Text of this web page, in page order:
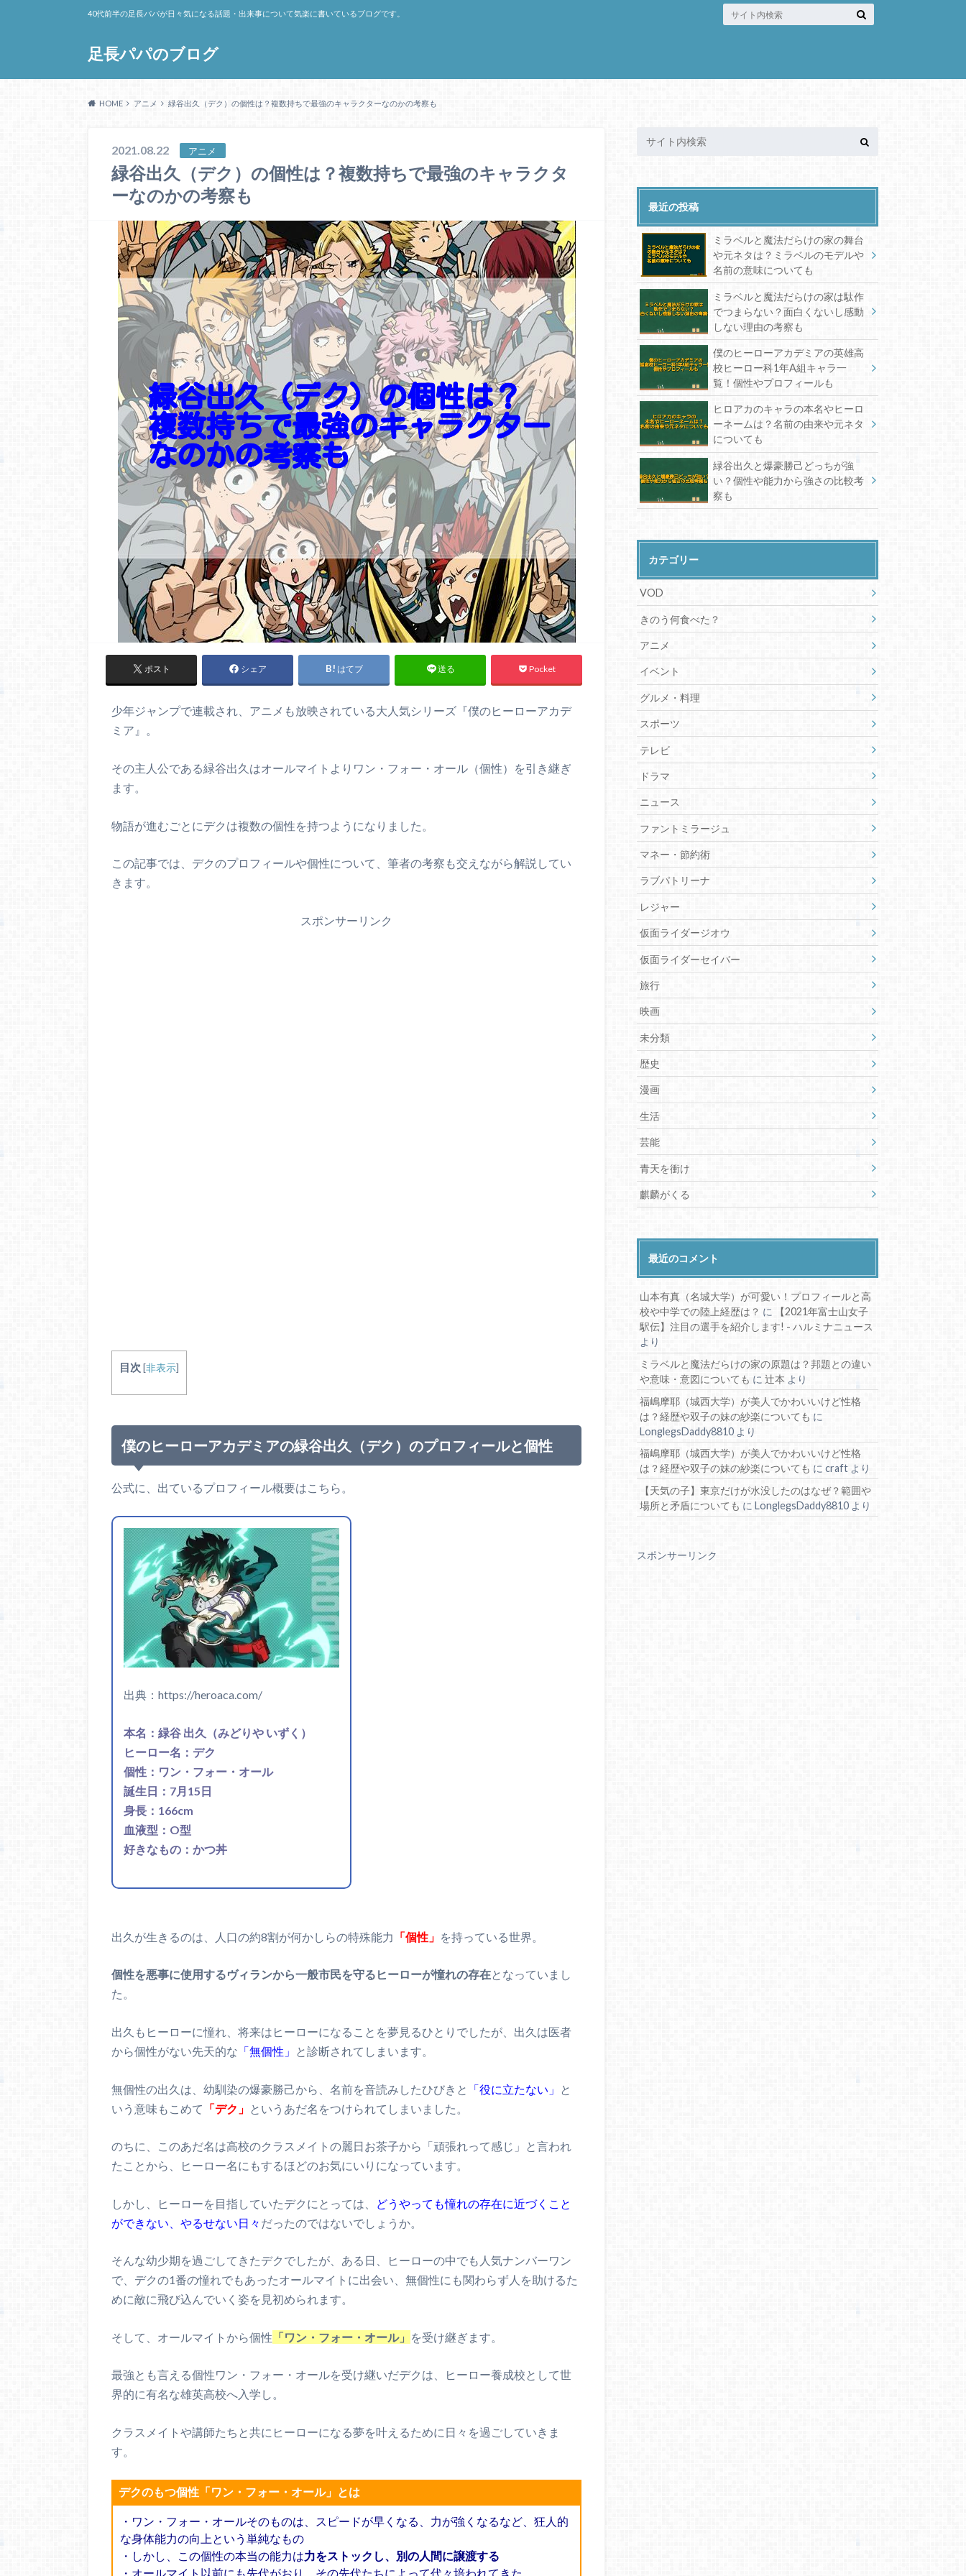
足長パパのブログ
40代前半の足長パパが日々気になる話題・出来事について気楽に書いているブログです。
HOME アニメ 緑谷出久（デク）の個性は？複数持ちで最強のキャラクターなのかの考察も
2021.08.22 アニメ
緑谷出久（デク）の個性は？複数持ちで最強のキャラクタ
ーなのかの考察も
ポスト シェア はてブ 送る Pocket
少年ジャンプで連載され、アニメも放映されている大人気シリーズ『僕のヒーローアカデ
ミア』。
その主人公である緑谷出久はオールマイトよりワン・フォー・オール（個性）を引き継ぎ
ます。
物語が進むごとにデクは複数の個性を持つようになりました。
この記事では、デクのプロフィールや個性について、筆者の考察も交えながら解説してい
きます。
スポンサーリンク
目次 [非表示]
僕のヒーローアカデミアの緑谷出久（デク）のプロフィールと個性
公式に、出ているプロフィール概要はこちら。
出典：https://heroaca.com/
本名：緑谷 出久（みどりや いずく）
ヒーロー名：デク
個性：ワン・フォー・オール
誕生日：7月15日
身長：166cm
血液型：O型
好きなもの：かつ丼
出久が生きるのは、人口の約8割が何かしらの特殊能力 「個性」 を持っている世界。
個性を悪事に使用するヴィランから一般市民を守るヒーローが憧れの存在となっていまし
た。
出久もヒーローに憧れ、将来はヒーローになることを夢見るひとりでしたが、出久は医者
から個性がない先天的な 「無個性」 と診断されてしまいます。
無個性の出久は、幼馴染の爆豪勝己から、名前を音読みしたひびきと 「役に立たない」
と
いう意味もこめて 「デク」 というあだ名をつけられてしまいました。
のちに、このあだ名は高校のクラスメイトの麗日お茶子から「頑張れって感じ」と言われ
たことから、ヒーロー名にもするほどのお気にいりになっています。
しかし、ヒーローを目指していたデクにとっては、
どうやっても憧れの存在に近づくこと
ができない、やるせない日々 だったのではないでしょうか。
そんな幼少期を過ごしてきたデクでしたが、ある日、ヒーローの中でも人気ナンバーワン
で、デクの1番の憧れでもあったオールマイトに出会い、無個性にも関わらず人を助けるた
めに敵に飛び込んでいく姿を見初められます。
そして、オールマイトから個性 「ワン・フォー・オール」 を受け継ぎます。
最強とも言える個性ワン・フォー・オールを受け継いだデクは、ヒーロー養成校として世
界的に有名な雄英高校へ入学し。
クラスメイトや講師たちと共にヒーローになる夢を叶えるために日々を過ごしていきま
す。
デクのもつ個性「ワン・フォー・オール」とは
・ワン・フォー・オールそのものは、スピードが早くなる、力が強くなるなど、狂人的
な身体能力の向上という単純なもの
・しかし、この個性の本当の能力は力をストックし、別の人間に譲渡する
・オールマイト以前にも先代がおり、その先代たちによって代々培われてきた
最近の投稿
ミラベルと魔法だらけの家の舞台
や元ネタは？ミラベルのモデルや
名前の意味についても
ミラベルと魔法だらけの家は駄作
でつまらない？面白くないし感動
しない理由の考察も
僕のヒーローアカデミアの英雄高
校ヒーロー科1年A組キャラ一
覧！個性やプロフィールも
ヒロアカのキャラの本名やヒーロ
ーネームは？名前の由来や元ネタ
についても
緑谷出久と爆豪勝己どっちが強
い？個性や能力から強さの比較考
察も
カテゴリー
VOD
きのう何食べた？
アニメ
イベント
グルメ・料理
スポーツ
テレビ
ドラマ
ニュース
ファントミラージュ
マネー・節約術
ラブパトリーナ
レジャー
仮面ライダージオウ
仮面ライダーセイバー
旅行
映画
未分類
歴史
漫画
生活
芸能
青天を衝け
麒麟がくる
最近のコメント
山本有真（名城大学）が可愛い！プロフィールと高
校や中学での陸上経歴は？ に
【2021年富士山女子
駅伝】注目の選手を紹介します! - ハルミナニュース
より
ミラベルと魔法だらけの家の原題は？邦題との違い
や意味・意図についても に辻本 より
福嶋摩耶（城西大学）が美人でかわいいけど性格
は？経歴や双子の妹の紗楽についても に
LonglegsDaddy8810 より
福嶋摩耶（城西大学）が美人でかわいいけど性格
は？経歴や双子の妹の紗楽についても にcraft より
【天気の子】東京だけが水没したのはなぜ？範囲や
場所と矛盾についても にLonglegsDaddy8810 より
スポンサーリンク